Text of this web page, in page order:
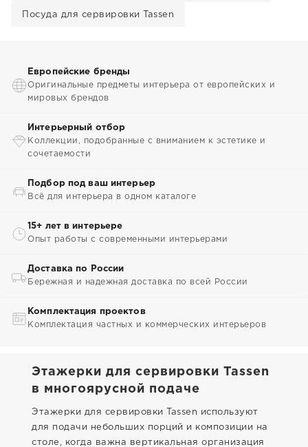
Посуда для сервировки Tassen
Европейские бренды
Оригинальные предметы интерьера от европейских и
мировых брендов
Интерьерный отбор
Коллекции, подобранные с вниманием к эстетике и
сочетаемости
Подбор под ваш интерьер
Всё для интерьера в одном каталоге
15+ лет в интерьере
Опыт работы с современными интерьерами
Доставка по России
Бережная и надежная доставка по всей России
Комплектация проектов
Комплектация частных и коммерческих интерьеров
Этажерки для сервировки Tassen
в многоярусной подаче
Этажерки для сервировки Tassen используют
для подачи небольших порций и композиции на
столе, когда важна вертикальная организация